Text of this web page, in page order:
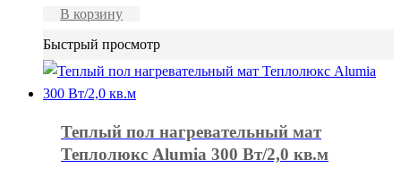
В корзину
Быстрый просмотр
Теплый пол нагревательный мат
Теплолюкс Alumia 300 Вт/2,0 кв.м